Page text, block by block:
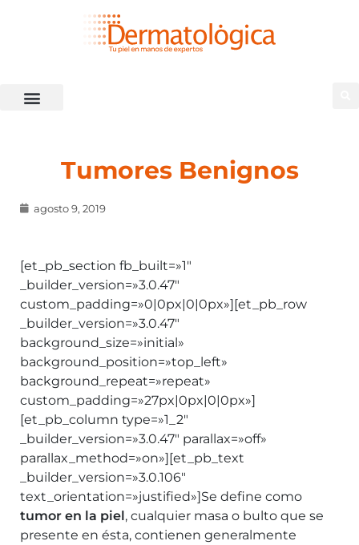
Tumores Benignos
agosto 9, 2019
[et_pb_section fb_built=»1″
_builder_version=»3.0.47″
custom_padding=»0|0px|0|0px»][et_pb_row
_builder_version=»3.0.47″
background_size=»initial»
background_position=»top_left»
background_repeat=»repeat»
custom_padding=»27px|0px|0|0px»]
[et_pb_column type=»1_2″
_builder_version=»3.0.47″ parallax=»off»
parallax_method=»on»][et_pb_text
_builder_version=»3.0.106″
text_orientation=»justified»]Se define como
tumor en la piel, cualquier masa o bulto que se
presente en ésta, contienen generalmente